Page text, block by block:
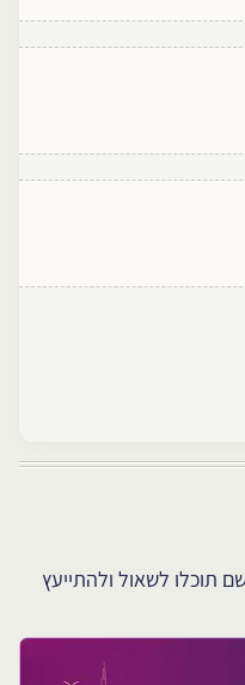
תוכלו לשאול ולהתייעץ